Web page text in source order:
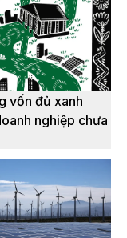
vốn đủ xanh
nghiệp chưa